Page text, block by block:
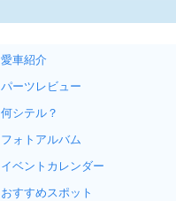
愛車紹介
パーツレビュー
何シテル？
フォトアルバム
イベントカレンダー
おすすめスポット